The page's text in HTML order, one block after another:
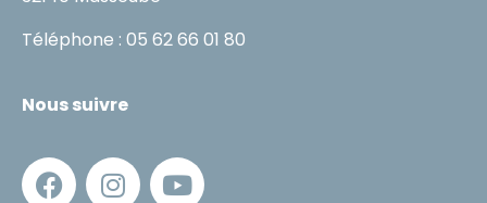
Téléphone : 05 62 66 01 80
Nous suivre